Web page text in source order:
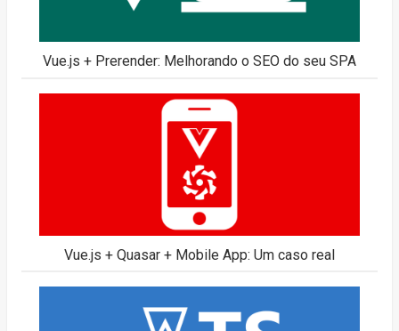
Vue.js + Prerender: Melhorando o SEO do seu SPA
Vue.js + Quasar + Mobile App: Um caso real